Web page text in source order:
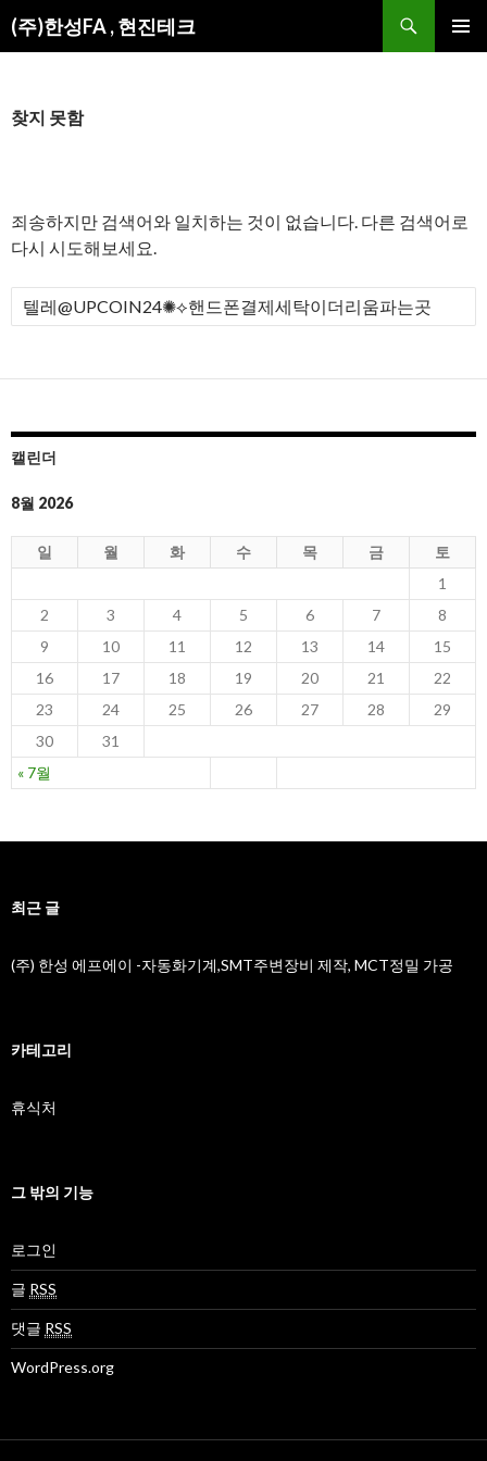
(주)한성FA , 현진테크
검
색
로
찾지 못함
죄송하지만 검색어와 일치하는 것이 없습니다. 다른 검색어로
다시 시도해보세요.
검
색
캘린더
8월 2026
일 월 화 수 목 금 토
« 7월
1
2
3 4 5 6 7
8
9
10 11 12 13 14
15
16
17 18 19 20 21
22
23
24 25 26 27 28
29
30
31
최근 글
(주) 한성 에프에이 -자동화기계,SMT주변장비 제작, MCT정밀 가공
카테고리
휴식처
그 밖의 기능
로그인
글 RSS
댓글 RSS
WordPress.org